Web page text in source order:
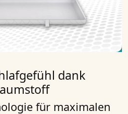
dank
für maximalen